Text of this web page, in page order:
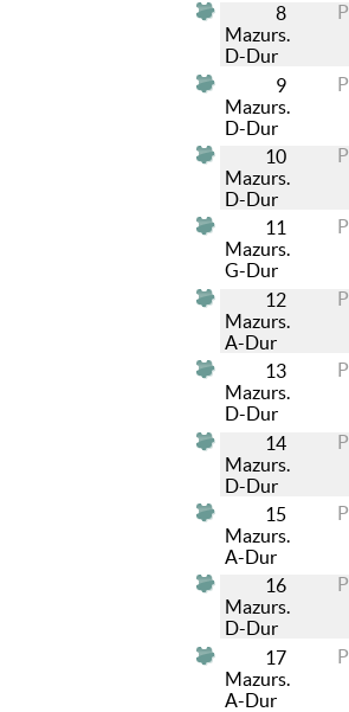
8
Mazurs.
D-Dur
9
Mazurs.
D-Dur
10
Mazurs.
D-Dur
11
Mazurs.
G-Dur
12
Mazurs.
A-Dur
13
Mazurs.
D-Dur
14
Mazurs.
D-Dur
15
Mazurs.
A-Dur
16
Mazurs.
D-Dur
17
Mazurs.
A-Dur